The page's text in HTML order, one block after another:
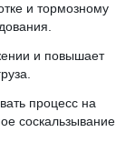
и тормозному
и повышает
процесс на
соскальзывание.